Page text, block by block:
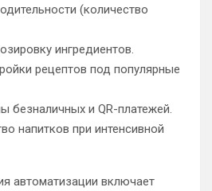
(количество
ингредиентов.
рецептов под популярные
безналичных и QR-платежей.
напитков при интенсивной
автоматизации включает